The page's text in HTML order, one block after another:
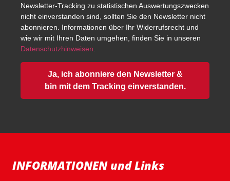
Newsletter-Tracking zu statistischen Auswertungszwecken
nicht einverstanden sind, sollten Sie den Newsletter nicht
abonnieren. Informationen über Ihr Widerrufsrecht und
wie wir mit Ihren Daten umgehen, finden Sie in unseren
Datenschutzhinweisen
Ja, ich abonniere den Newsletter &
bin mit dem Tracking einverstanden.
INFORMATIONEN und Links